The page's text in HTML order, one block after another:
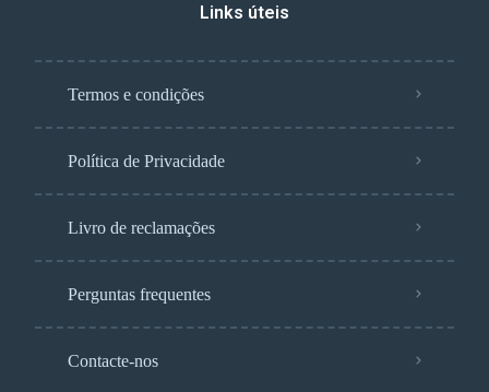
Links úteis
Termos e condições
Política de Privacidade
Livro de reclamações
Perguntas frequentes
Contacte-nos